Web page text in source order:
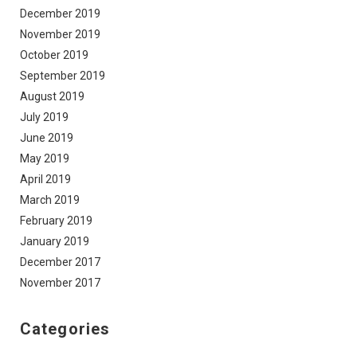
December 2019
November 2019
October 2019
September 2019
August 2019
July 2019
June 2019
May 2019
April 2019
March 2019
February 2019
January 2019
December 2017
November 2017
Categories